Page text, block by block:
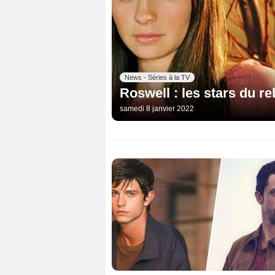
News - Séries à la TV
Roswell : les stars du
samedi 8 janvier 2022